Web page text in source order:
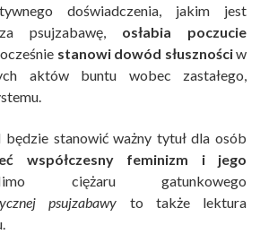
doświadczenia, jakim jest
psujzabawę, osłabia poczucie
stanowi dowód słusznościw
aktów buntu wobec zastałego,
będzie stanowić ważny tytuł dla osób
współczesny feminizm i jego
ciężaru gatunkowego
psujzabawy to także lektura